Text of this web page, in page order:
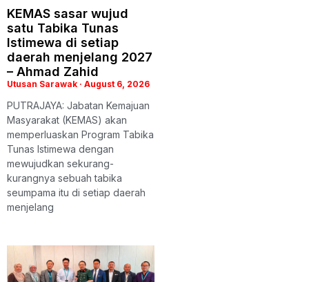
KEMAS sasar wujud
satu Tabika Tunas
Istimewa di setiap
daerah menjelang 2027
– Ahmad Zahid
Utusan Sarawak August 6, 2026
PUTRAJAYA: Jabatan Kemajuan
Masyarakat (KEMAS) akan
memperluaskan Program Tabika
Tunas Istimewa dengan
mewujudkan sekurang-
kurangnya sebuah tabika
seumpama itu di setiap daerah
menjelang